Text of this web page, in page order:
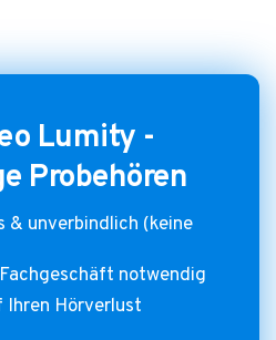
Lumity -
Probehören
& unverbindlich (keine
notwendig
Ihren Hörverlust